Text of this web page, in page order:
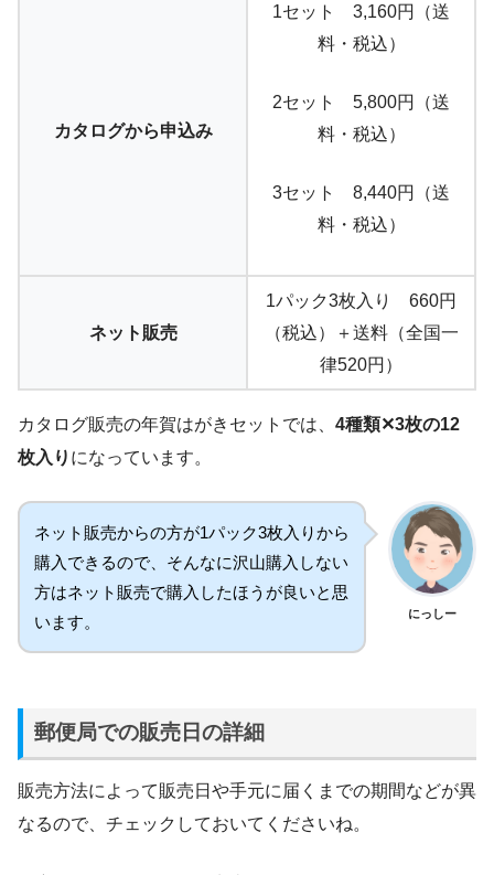
カタログから申込み
1セット 3,160円（送
料・税込）
2セット 5,800円（送
料・税込）
3セット 8,440円（送
料・税込）
ネット販売
1パック3枚入り 660円
（税込）＋送料（全国一
律520円）
カタログ販売の年賀はがきセットでは、 4種類✕3枚の12
枚入り になっています。
ネット販売からの方が1パック3枚入りから
購入できるので、そんなに沢山購入しない
方はネット販売で購入したほうが良いと思
います。
にっしー
郵便局での販売日の詳細
販売方法によって販売日や手元に届くまでの期間などが異
なるので、チェックしておいてくださいね。